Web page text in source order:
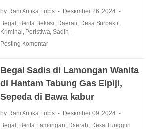
by Rani Antika Lubis
Desember 26, 2024
Begal Berita Bekasi Daerah Desa Surbakti
Kriminal Peristiwa Sadih
Posting Komentar
Begal Sadis di Lamongan Wanita
di Hantam Tabung Gas Elpiji,
Sepeda di Bawa kabur
by Rani Antika Lubis
Desember 09, 2024
Begal Berita Lamongan Daerah Desa Tunggun